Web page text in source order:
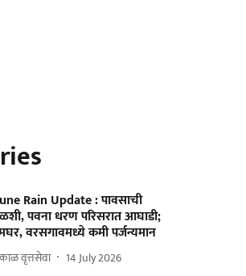
Rain Update : पावसाची
पवना धरण परिसरात आघाडी;
वरसगावमध्ये कमी पर्जन्यमान
वृत्तसेवा 14 July 2026